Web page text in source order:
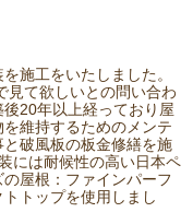
施工をいたしました。
見て欲しいとの問い合わ
20年以上経っており屋
維持するためのメンテ
破風板の板金修繕を施
には耐候性の高い日本ペ
屋根：ファインパーフ
トップを使用しまし